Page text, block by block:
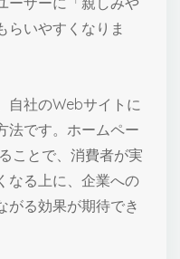
らいやすくなりま
自社のWebサイトに
法です。ホームペー
ことで、消費者が実
なる上に、企業への
がる効果が期待でき